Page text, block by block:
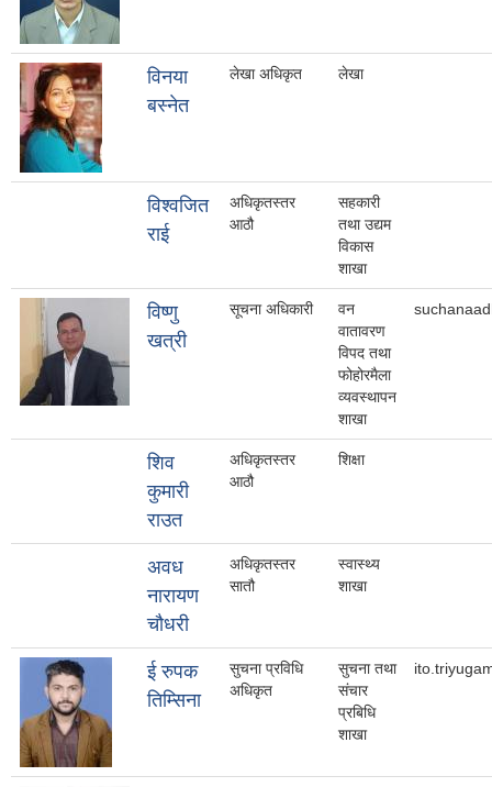
विनया
बस्नेत
लेखा अधिकृत लेखा
विश्वजित
राई
अधिकृतस्तर
आठौ
सहकारी
तथा उद्यम
विकास
शाखा
विष्णु
खत्री
सूचना अधिकारी
वन
वातावरण
विपद तथा
फोहोरमैला
व्यवस्थापन
शाखा
शिव
कुमारी
राउत
अधिकृतस्तर
आठौ
शिक्षा
अवध
नारायण
चौधरी
अधिकृतस्तर
सातौ
स्वास्थ्य
शाखा
ई रुपक
तिम्सिना
सुचना प्रविधि
अधिकृत
सुचना तथा
संचार
प्रबिधि
शाखा